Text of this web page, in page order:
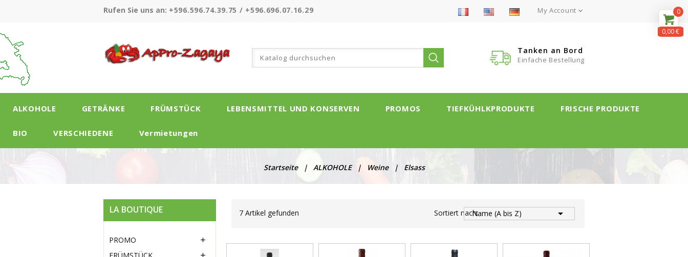
Rufen Sie uns an: +596.596.74.39.75 / +596.696.07.16.29 My Account 
Tanken an Bord
Einfache Bestellung
ALKOHOLE GETRÄNKE FRÜMSTÜCK LEBENSMITTEL UND KONSERVEN PROMOS TIEFKÜHLKPRODUKTE FRISCHE PRODUKTE
BIO VERSCHIEDENE Vermietungen
Startseite ALKOHOLE Weine Elsass
LA BOUTIQUE
PROMO 

7 Artikel gefunden Sortiert nach:Name (A bis Z) 
0
0,00 €